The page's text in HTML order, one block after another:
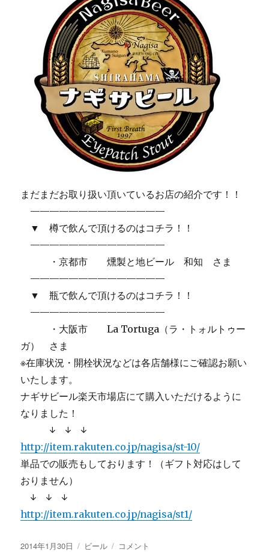
まだまだお取り扱い頂いているお店の紹介です！！
——————————————
▼ 樽で飲んで頂けるのはコチラ！！
——————————————
・京都市 燻製と地ビール 和知 さま
——————————————
▼ 瓶で飲んで頂けるのはコチラ！！
——————————————
・大阪市 La Tortuga（ラ・トォルトゥー
ガ） さま
※在庫状況・開栓状況などは各店舗様にご確認お願い
いたします。
ナギサビール楽天市場店にて購入いただけるように
なりました！
↓ ↓ ↓
http://item.rakuten.co.jp/nagisa/st-10/
単品での販売もしております！（ギフト対応はして
おりません）
↓ ↓ ↓
http://item.rakuten.co.jp/nagisa/st1/
投
2014年1月30日
カ
ビール
【画
コメント